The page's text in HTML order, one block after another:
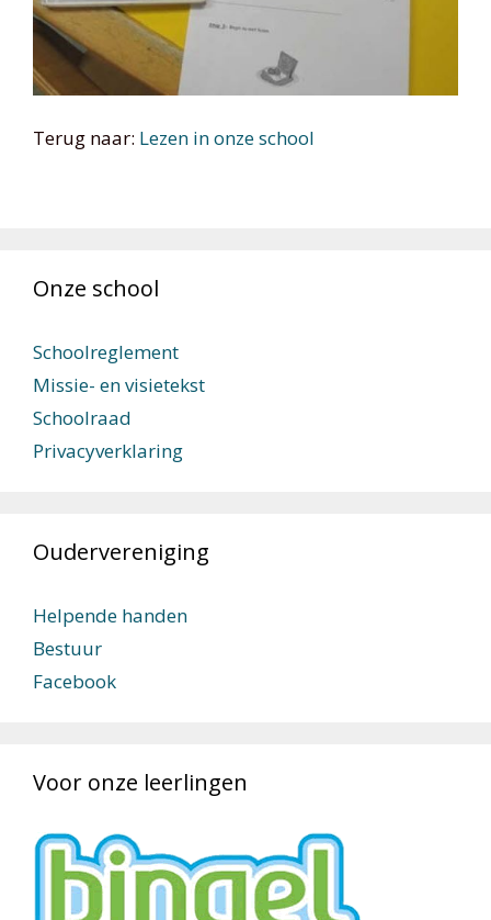
Terug naar: Lezen in onze school
Onze school
Schoolreglement
Missie- en visietekst
Schoolraad
Privacyverklaring
Oudervereniging
Helpende handen
Bestuur
Facebook
Voor onze leerlingen